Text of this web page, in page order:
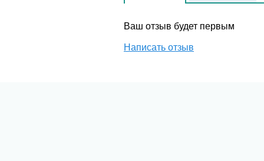
Ваш отзыв будет первым
Написать отзыв